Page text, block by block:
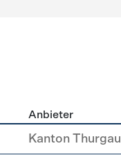
Anbieter
Kanton Thurgau